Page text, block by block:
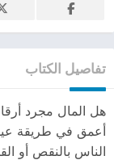
تفاصيل الكتاب
هل المال مجرد
أعمق في طريقة
الناس بالنقص أو